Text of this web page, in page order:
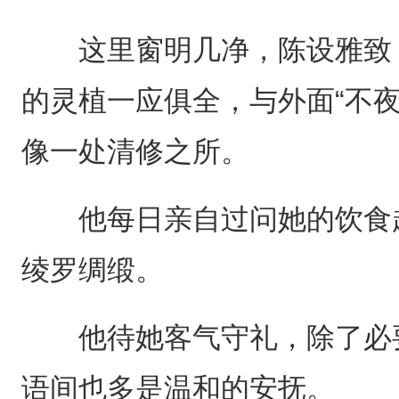
这里窗明几净，陈设雅致
的灵植一应俱全，与外面“不
像一处清修之所。
他每日亲自过问她的饮食
绫罗绸缎。
他待她客气守礼，除了必
语间也多是温和的安抚。